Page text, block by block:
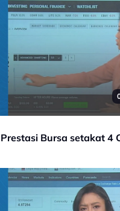
Bursa setakat 4